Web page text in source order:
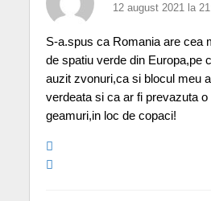
12 august 2021 la
S-a.spus ca Romania are cea
de spatiu verde din Europa,pe
auzit zvonuri,ca si blocul meu
verdeata si ca ar fi prevazuta
geamuri,in loc de copaci!